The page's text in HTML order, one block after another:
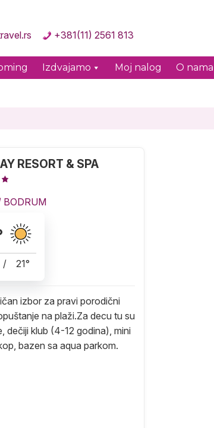
+381(11) 2561 813
Izdvajamo Moj nalog O nama
RESORT & SPA
BODRUM
/ 21°
izbor za pravi porodični
na plaži.Za decu tu su
dečiji klub (4-12 godina), mini
bazen sa aqua parkom.